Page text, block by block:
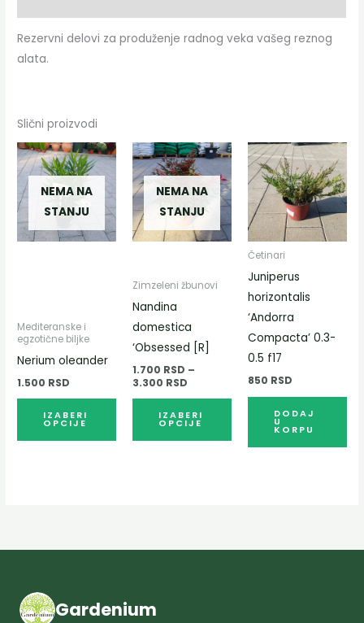
Rezervni delovi za produženje radnog veka vašeg reznog
alata.
Slični proizvodi
NEMA NA
STANJU
Mediteranske i
egzotične biljke
Nerium oleander
1.500 RSD
IZABERI
OPCIJE
Овај
производ
има
више
варијанти.
бити
изабране
страници
производа.
NEMA NA
STANJU
Zimzeleni žbunovi
Nandina
domestica
‘Obsessed [R]
1.700 RSD –
3.300 RSD
Распон
цена:
од
1.700 RSD
до
3.300 RSD
IZABERI
OPCIJE
Овај
производ
има
више
варијанти.
Опције
могу
бити
изабране
страници
производа.
Četinari
Juniperus
horizontalis
‘Andorra
Compacta’ 0.3-
0.5 f17
850 RSD
DODAJ
U
KORPU
Gardenium